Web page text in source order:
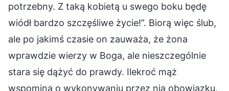
potrzebny. Z taką kobietą u swego boku będę
wiódł bardzo szczęśliwe życie!”. Biorą więc ślub,
ale po jakimś czasie on zauważa, że żona
wprawdzie wierzy w Boga, ale nieszczególnie
stara się dążyć do prawdy. Ilekroć mąż
wspomina o wykonywaniu przez nią obowiązku,